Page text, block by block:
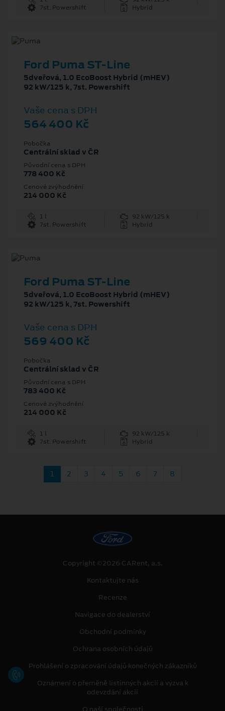
7st. Powershift
Hybrid
Ford Puma ST-Line
5dveřová, 1.0 EcoBoost Hybrid (mHEV)
92 kW/125 k, 7st. Powershift
Vaše cena s DPH
564 400 Kč
Pobočka
Centrální sklad v ČR
Původní cena s DPH
778 400 Kč
Cenové zvýhodnění
214 000 Kč
1 l
92 kW/125 k
7st. Powershift
Hybrid
Ford Puma ST-Line
5dveřová, 1.0 EcoBoost Hybrid (mHEV)
92 kW/125 k, 7st. Powershift
Vaše cena s DPH
569 400 Kč
Pobočka
Centrální sklad v ČR
Původní cena s DPH
783 400 Kč
Cenové zvýhodnění
214 000 Kč
1 l
92 kW/125 k
7st. Powershift
Hybrid
1 2 3 4 5 6 7 8
Copyright ©2026 CARent, a.s.
Kontaktujte nás
Recenze
Navigace do dealerství
Obchodní podmínky
Ochrana osobních údajů
Prohlášení o zpracování údajů konečných zákazníků
Oznámení o přeměně listinných akcií a výzva k
odevzdání akcií